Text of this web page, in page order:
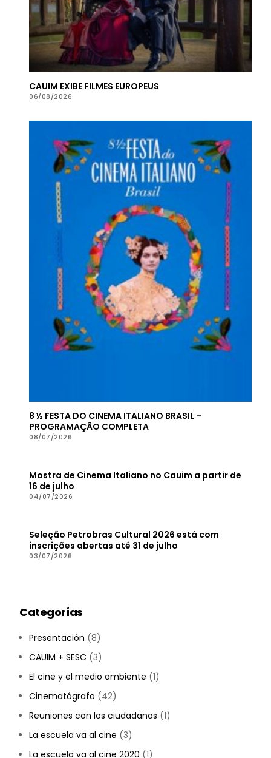
CAUIM EXIBE FILMES EUROPEUS
06/08/2026
8 ½ FESTA DO CINEMA ITALIANO BRASIL –
PROGRAMAÇÃO COMPLETA
08/07/2026
Mostra de Cinema Italiano no Cauim a partir de
16 de julho
04/07/2026
Seleção Petrobras Cultural 2026 está com
inscrições abertas até 31 de julho
03/07/2026
Categorías
Presentación (8)
CAUIM + SESC (3)
El cine y el medio ambiente (1)
Cinematógrafo (42)
Reuniones con los ciudadanos (1)
La escuela va al cine (3)
La escuela va al cine 2020 (1)